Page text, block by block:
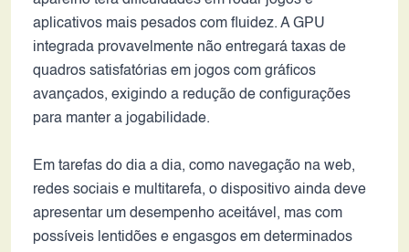
aplicativos mais pesados com fluidez. A GPU
integrada provavelmente não entregará taxas de
quadros satisfatórias em jogos com gráficos
avançados, exigindo a redução de configurações
para manter a jogabilidade.
Em tarefas do dia a dia, como navegação na web,
redes sociais e multitarefa, o dispositivo ainda deve
apresentar um desempenho aceitável, mas com
possíveis lentidões e engasgos em determinados